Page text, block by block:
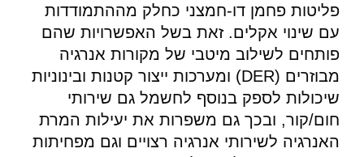
פליטות פחמן דו-חמצני כחלק מההתמודדות
עם שינוי אקלים. זאת בשל האפשרויות שהם
פותחים לשילוב מיטבי של מקורות אנרגיה
מבוזרים (DER) ומערכות ייצור קטנות ובינוניות
שיכולות לספק בנוסף לחשמל גם שירותי
חום/קור, ובכך גם משפרות את יעילות המרת
האנרגיה לשירותי אנרגיה רצויים וגם מפחיתות